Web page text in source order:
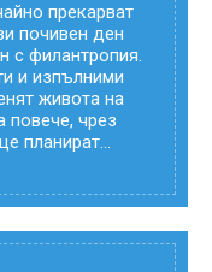
прекарват
почивен ден
с филантропия.
и изпълними
живота на
повече, чрез
планират...